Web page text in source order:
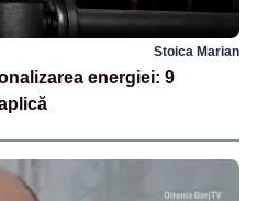
Stoica Marian
energiei: 9